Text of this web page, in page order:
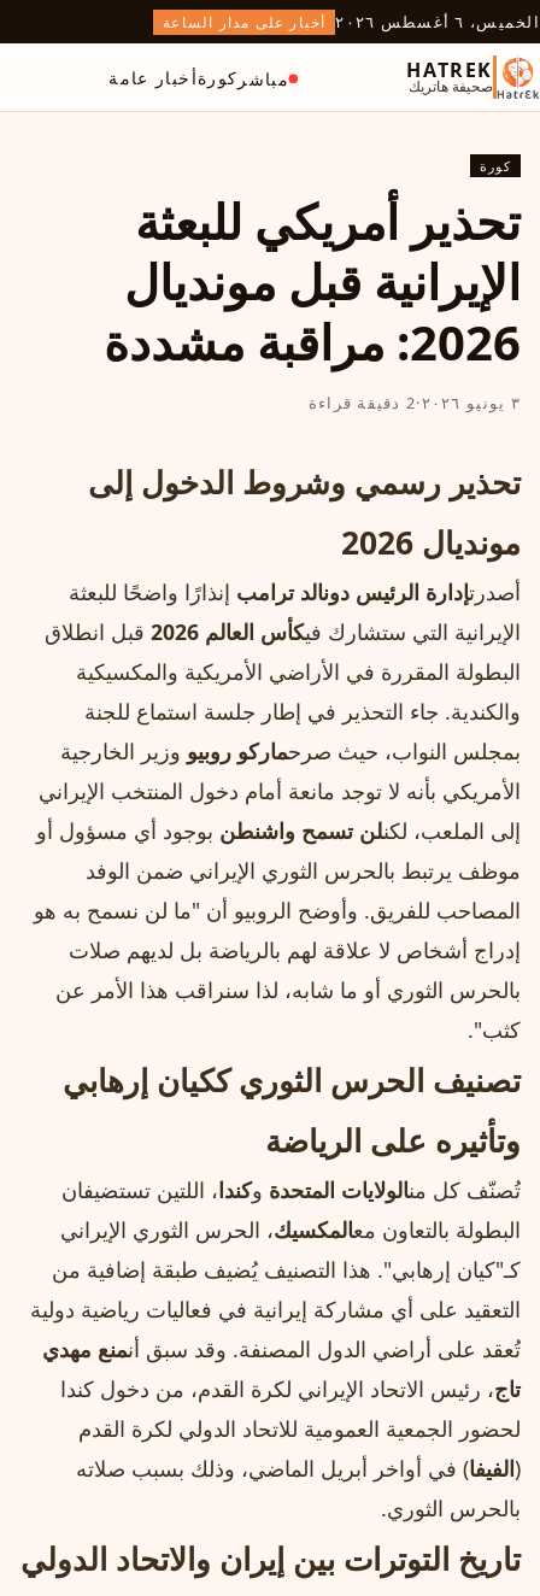
الخميس، ٦ أغسطس ٢٠٢٦ أخبار على مدار الساعة
HATREK
صحيفة هاتريك مباشر كورةأخبار عامة
كورة
تحذير أمريكي للبعثة
الإيرانية قبل مونديال
2026: مراقبة مشددة
٣ يونيو ٢٠٢٦ ·2 دقيقة قراءة
تحذير رسمي وشروط الدخول إلى
مونديال 2026
أصدرتإدارة الرئيس دونالد ترامب إنذارًا واضحًا للبعثة
الإيرانية التي ستشارك فيكأس العالم 2026
قبل انطلاق
البطولة المقررة في الأراضي الأمريكية والمكسيكية
والكندية. جاء التحذير في إطار جلسة استماع للجنة
بمجلس النواب، حيث صرحماركو روبيو وزير الخارجية
الأمريكي بأنه لا توجد مانعة أمام دخول المنتخب الإيراني
إلى الملعب، لكنلن تسمح واشنطن بوجود أي مسؤول أو
موظف يرتبط بالحرس الثوري الإيراني ضمن الوفد
المصاحب للفريق. وأوضح الروبيو أن "ما لن نسمح به هو
إدراج أشخاص لا علاقة لهم بالرياضة بل لديهم صلات
بالحرس الثوري أو ما شابه، لذا سنراقب هذا الأمر عن
كثب".
تصنيف الحرس الثوري ككيان إرهابي
وتأثيره على الرياضة
تُصنّف كل منالولايات المتحدة وكندا، اللتين تستضيفان
البطولة بالتعاون معالمكسيك، الحرس الثوري الإيراني
كـ"كيان إرهابي". هذا التصنيف يُضيف طبقة إضافية من
التعقيد على أي مشاركة إيرانية في فعاليات رياضية دولية
تُعقد على أراضي الدول المصنفة. وقد سبق أنمنع مهدي
تاج، رئيس الاتحاد الإيراني لكرة القدم، من دخول كندا
لحضور الجمعية العمومية للاتحاد الدولي لكرة القدم
(الفيفا) في أواخر أبريل الماضي، وذلك بسبب صلاته
بالحرس الثوري.
تاريخ التوترات بين إيران والاتحاد الدولي